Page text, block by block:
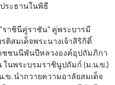
ระธานในพิธี
ราชินีคู่ราชัน” คู่พระบารมี
ติสมเด็จพระนางเจ้าสิริกิติ์
ชชนนีพันปีหลวงองค์อุปถัมภิกา
นพระบรมราชินูปถัมก์ (ม.น.ข.)
.ข. นำถวายความอาลัยสมเด็จ